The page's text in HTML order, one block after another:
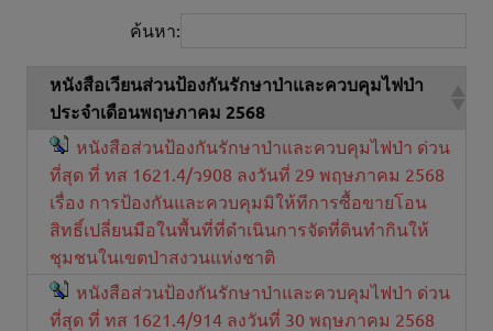
ค้นหา:
หนังสือเวียนส่วนป้องกันรักษาป่าและควบคุมไฟป่า
ประจำเดือนพฤษภาคม 2568
หนังสือส่วนป้องกันรักษาป่าและควบคุมไฟป่า ด่วน
ที่สุด ที่ ทส 1621.4/ว908 ลงวันที่ 29 พฤษภาคม 2568
เรื่อง การป้องกันและควบคุมมิให้ทีการซื้อขายโอน
สิทธิ์เปลี่ยนมือในพื้นที่ที่ดำเนินการจัดที่ดินทำกินให้
ชุมชนในเขตป่าสงวนแห่งชาติ
หนังสือส่วนป้องกันรักษาป่าและควบคุมไฟป่า ด่วน
ที่สุด ที่ ทส 1621.4/914 ลงวันที่ 30 พฤษภาคม 2568